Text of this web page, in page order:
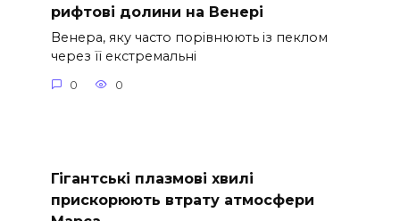
рифтові долини на Венері
Венера, яку часто порівнюють із пеклом
через її екстремальні
0 0
Гігантські плазмові хвилі
прискорюють втрату атмосфери